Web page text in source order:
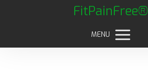
FitPainFree®
MENU